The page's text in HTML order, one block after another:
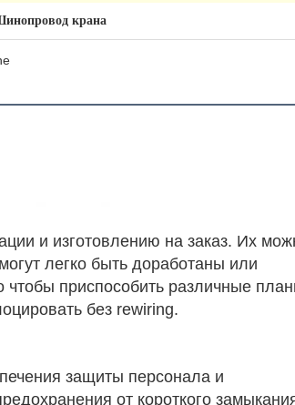
крана
и изготовлению на заказ. Их
легко быть доработаны или
приспособить различные
без rewiring.
защиты персонала и
от короткого